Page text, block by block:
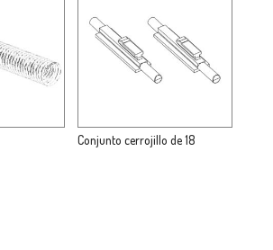
Conjunto cerrojillo de 18